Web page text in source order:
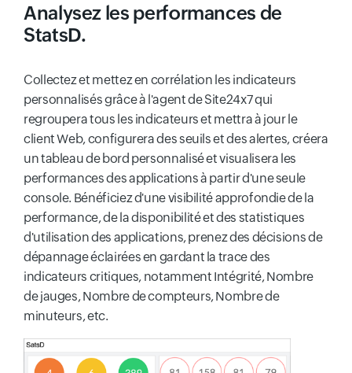
Analysez les performances de
StatsD.
Collectez et mettez en corrélation les indicateurs
personnalisés grâce à l'agent de Site24x7 qui
regroupera tous les indicateurs et mettra à jour le
client Web, configurera des seuils et des alertes, créera
un tableau de bord personnalisé et visualisera les
performances des applications à partir d'une seule
console. Bénéficiez d'une visibilité approfondie de la
performance, de la disponibilité et des statistiques
d'utilisation des applications, prenez des décisions de
dépannage éclairées en gardant la trace des
indicateurs critiques, notamment Intégrité, Nombre
de jauges, Nombre de compteurs, Nombre de
minuteurs, etc.